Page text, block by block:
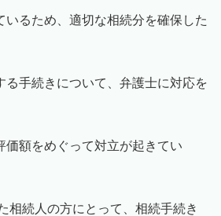
いるため、適切な相続分を確保した
る手続きについて、弁護士に対応を
価額をめぐって対立が起きてい
相続人の方にとって、相続手続き